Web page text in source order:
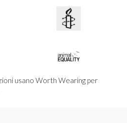
usano Worth Wearing per